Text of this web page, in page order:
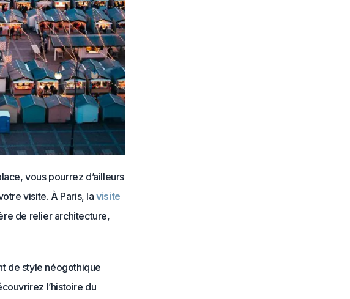
vous pourrez d’ailleurs
visite. À Paris, lavisite
de relier architecture,
de style néogothique
l’histoire du